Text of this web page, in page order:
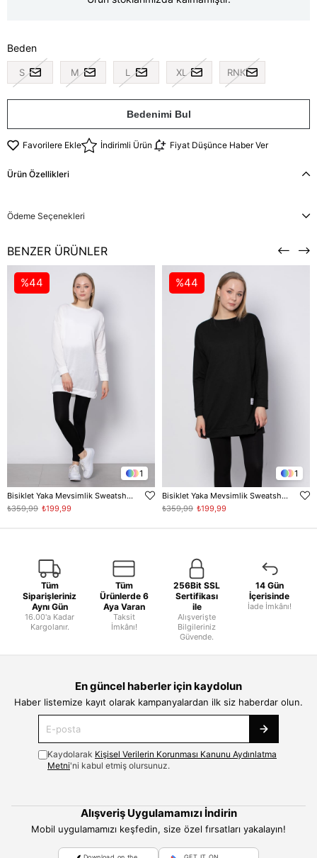
Beden
S M L XL RNK
Bedenimi Bul
Favorilere Ekle İndirimli Ürün Fiyat Düşünce Haber Ver
Ürün Özellikleri
Ödeme Seçenekleri
BENZER ÜRÜNLER
1
Bisiklet Yaka Mevsimlik Sweatshirt - Ekru
₺199,99
₺359,99
%44
1
Bisiklet Yaka Mevsimlik Sweatshirt - Siyah
₺199,99
₺359,99
%44
Tüm
Siparişleriniz
Aynı Gün
16.00'a Kadar
Kargolanır.
Tüm
Ürünlerde 6
Aya Varan
Taksit
İmkânı!
256Bit SSL
Sertifikası
ile
Alışverişte
Bilgileriniz
Güvende.
14 Gün
İçerisinde
İade İmkânı!
En güncel haberler için kaydolun
Haber listemize kayıt olarak kampanyalardan ilk siz haberdar olun.
Kaydolarak Kişisel Verilerin Korunması Kanunu Aydınlatma
Metni'ni kabul etmiş olursunuz.
Alışveriş Uygulamamızı İndirin
Mobil uygulamamızı keşfedin, size özel fırsatları yakalayın!